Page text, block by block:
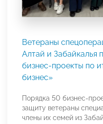
Ветераны
Алтай и Забайкалья
бизнес-проекты по
бизнес»
Порядка 50 бизнес-
защиту ветераны
члены их семей из